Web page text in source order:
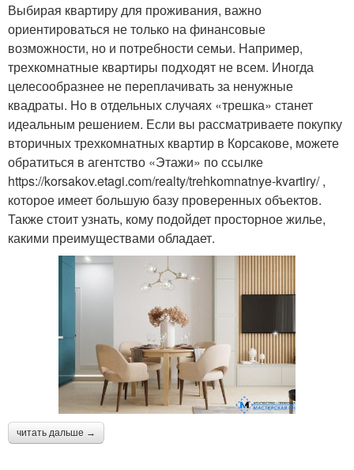
Выбирая квартиру для проживания, важно
ориентироваться не только на финансовые
возможности, но и потребности семьи. Например,
трехкомнатные квартиры подходят не всем. Иногда
целесообразнее не переплачивать за ненужные
квадраты. Но в отдельных случаях «трешка» станет
идеальным решением. Если вы рассматриваете покупку
вторичных трехкомнатных квартир в Корсакове, можете
обратиться в агентство «Этажи» по ссылке
https://korsakov.etagi.com/realty/trehkomnatnye-kvartiry/ ,
которое имеет большую базу проверенных объектов.
Также стоит узнать, кому подойдет просторное жилье,
какими преимуществами обладает.
читать дальше →